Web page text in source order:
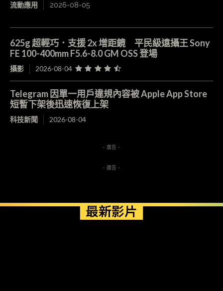
流動應用 2026-08-05
625g 超輕巧．支援 2x 增距鏡 平民級遠攝王 Sony
FE 100-400mm F5.6-8.0 GM OSS 登場
攝影 2026-08-04
Telegram 因單一用戶違規內容被 Apple App Store
短暫下架後迅速恢復上架
科技新聞 2026-08-04
- 廣告 -
- 廣告 -
最新影片